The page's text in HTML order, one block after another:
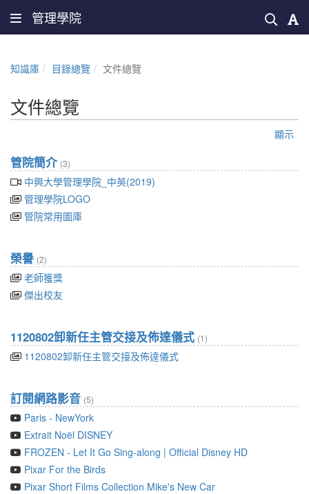
管理學院
知識庫 目錄總覽 文件總覽
文件總覽
顯示
管院簡介 (3)
中興大學管理學院_中英(2019)
管理學院LOGO
管院常用圖庫
榮譽 (2)
老師獲獎
傑出校友
1120802卸新任主管交接及佈達儀式 (1)
1120802卸新任主管交接及佈達儀式
訂閱網路影音 (5)
Paris - NewYork
Extrait Noël DISNEY
FROZEN - Let It Go Sing-along | Official Disney HD
Pixar For the Birds
Pixar Short Films Collection Mike's New Car